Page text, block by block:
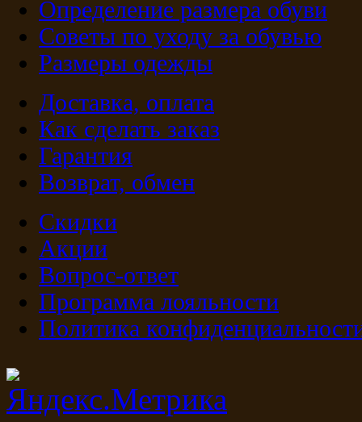
Определение размера обуви
Советы по уходу за обувью
Размеры одежды
Доставка, оплата
Как сделать заказ
Гарантия
Возврат, обмен
Скидки
Акции
Вопрос-ответ
Программа лояльности
Политика